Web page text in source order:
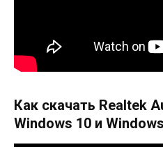
Как скачать Realtek
Windows 10 и